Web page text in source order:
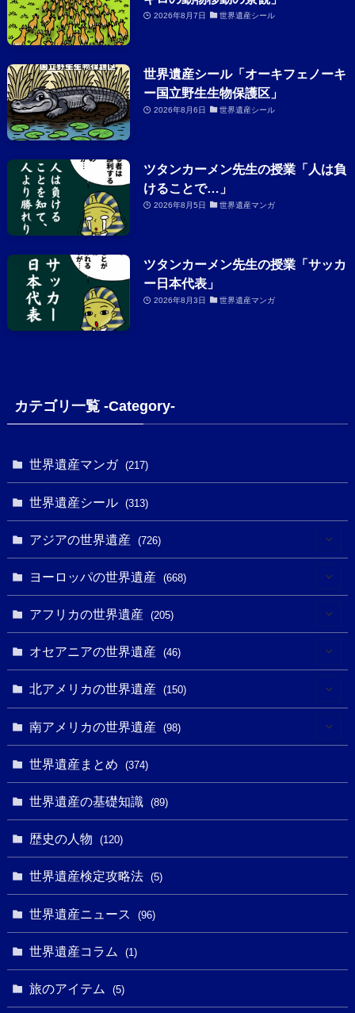
2026年8月7日 世界遺産シール
世界遺産シール「オーキフェノーキ
ー国立野生生物保護区」
2026年8月6日 世界遺産シール
ツタンカーメン先生の授業「人は負
けることで…」
2026年8月5日 世界遺産マンガ
ツタンカーメン先生の授業「サッカ
ー日本代表」
2026年8月3日 世界遺産マンガ
カテゴリ一覧 -Category-
世界遺産マンガ (217)
世界遺産シール (313)
アジアの世界遺産 (726)
(6)
(10)
(10)
(5)
ヨーロッパの世界遺産 (668)
(4)
(3)
(6)
(1)
(43)
(4)
アフリカの世界遺産 (205)
(8)
(1)
(32)
(13)
(2)
オセアニアの世界遺産 (46)
(25)
(6)
(1)
北アメリカの世界遺産 (150)
(31)
(27)
(10)
南アメリカの世界遺産 (98)
(4)
(9)
(3)
世界遺産まとめ (374)
世界遺産の基礎知識 (89)
歴史の人物 (120)
世界遺産検定攻略法 (5)
世界遺産ニュース (96)
世界遺産コラム (1)
旅のアイテム (5)